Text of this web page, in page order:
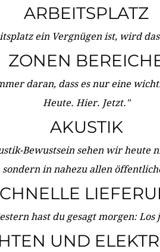
ARBEITSPLATZ
ein Vergnügen ist, wird
ZONEN
daran, dass es nur eine
Heute. Hier. Jetzt."
AKUSTIK
Bewustsein sehen wir heute
sondern in nahezu allen
hast du gesagt morgen: Los
UND